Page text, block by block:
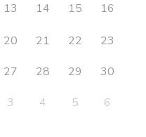
13 14 15 16
20 21 22
23
27 28 29
30
3 4 5 6